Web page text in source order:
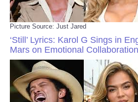
Picture Source: Just Jared
‘Still’ Lyrics: Karol G Sings in
Mars on Emotional Collaboration